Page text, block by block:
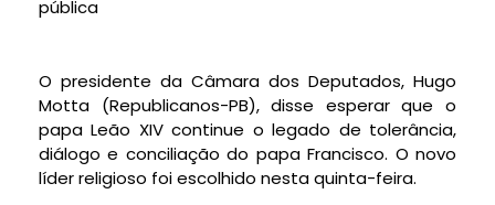
pública
O presidente da Câmara dos Deputados, Hugo
Motta (Republicanos-PB), disse esperar que o
papa Leão XIV continue o legado de tolerância,
diálogo e conciliação do papa Francisco. O novo
líder religioso foi escolhido nesta quinta-feira.